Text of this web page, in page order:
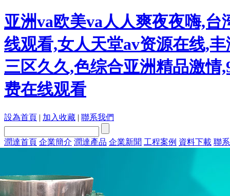
亚洲va欧美va人人爽夜夜嗨,
线观看,女人天堂av资源在线,
三区久久,色综合亚洲精品激情
费在线观看
設為首頁 | 加入收藏 | 聯系我們
潤達首頁 企業簡介 潤達產品 企業新聞 工程案例 資料下載 聯